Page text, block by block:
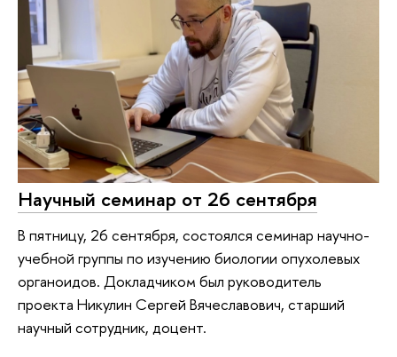
Научный семинар от 26 сентября
В пятницу, 26 сентября, состоялся семинар научно-
учебной группы по изучению биологии опухолевых
органоидов. Докладчиком был руководитель
проекта Никулин Сергей Вячеславович, старший
научный сотрудник, доцент.